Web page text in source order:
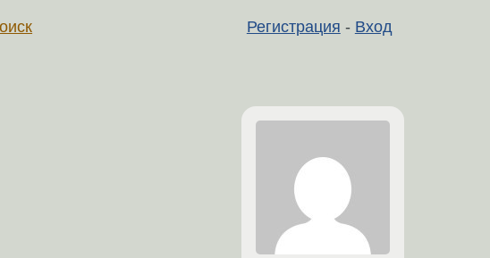
Регистрация - Вход